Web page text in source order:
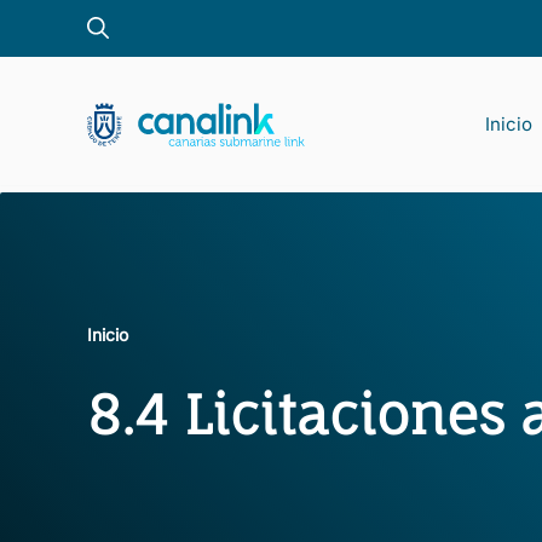
Inicio
Inicio
8.4 Licitaciones